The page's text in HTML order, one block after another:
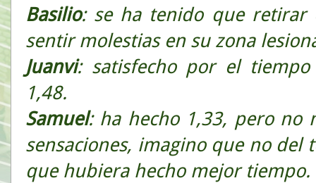
Basilio: se ha tenido que retirar
sentir molestias en su zona
Juanvi: satisfecho por el tiempo
1,48.
Samuel: ha hecho 1,33, pero no
sensaciones, imagino que no
que hubiera hecho mejor tiempo.